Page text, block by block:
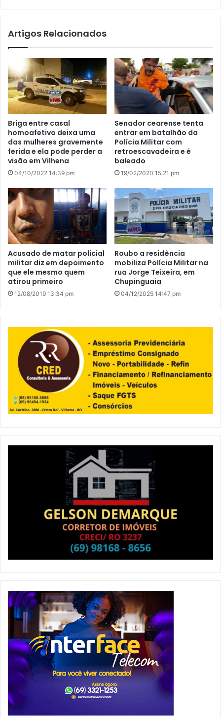
te
Artigos Relacionados
Briga entre casal
homoafetivo deixa uma
das mulheres gravemente
ferida e ela pode perder a
visão em Vilhena
04/10/2022 14:39 pm
Senador cearense tenta
entrar em batalhão da
Polícia Militar com
retroescavadeira e é
baleado
19/02/2020 15:21 pm
Acusado de matar policial
militar diz em depoimento
que ele mesmo quem
atirou primeiro
12/08/2019 13:34 pm
Roubo a residência
mobiliza Polícia Militar na
rua Jorge Teixeira, em
Chupinguaia
04/12/2025 14:47 pm